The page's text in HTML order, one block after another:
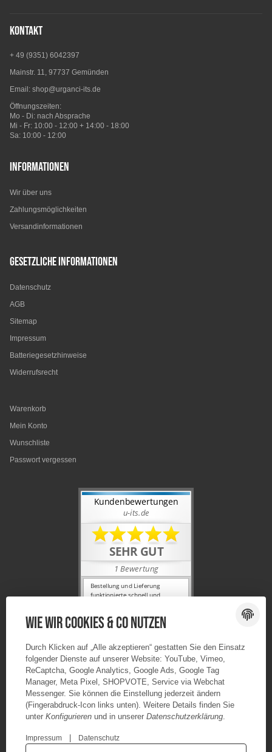
Kontakt
+ 49 (9351) 6042397
Mainstr. 11, 97737 Gemünden
Email: shop@urganci-its.de
Öffnungszeiten:
Mo - Di: nach Absprache
Mi - Fr: 10:00 - 12:00 + 14:00 - 18:00
Sa: 10:00 - 12:00
Informationen
Wir über uns
Zahlungsmöglichkeiten
Versandinformationen
Gesetzliche Informationen
Datenschutz
AGB
Sitemap
Impressum
Batteriegesetzhinweise
Widerrufsrecht
Warenkorb
Mein Konto
Wunschliste
Passwort vergessen
Wie wir Cookies & Co nutzen
Durch Klicken auf „Alle akzeptieren“ gestatten Sie den Einsatz
folgender Dienste auf unserer Website: YouTube, Vimeo,
ReCaptcha, Google Analytics, Google Ads, Google Tag
Manager, Meta Pixel, SHOPVOTE, Service via Webchat
Messenger. Sie können die Einstellung jederzeit ändern
(Fingerabdruck-Icon links unten). Weitere Details finden Sie
unter Konfigurieren und in unserer Datenschutzerklärung.
Impressum Datenschutz